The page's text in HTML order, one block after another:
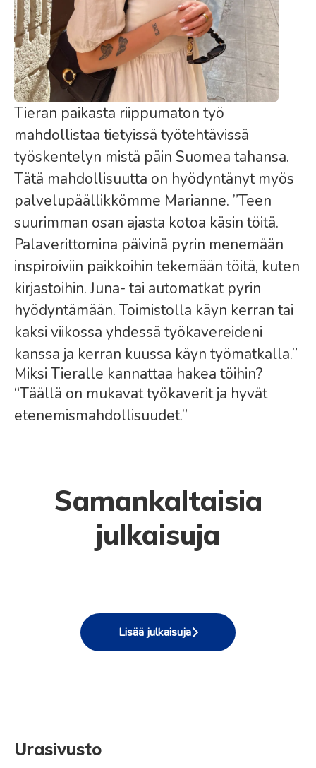
Tieran paikasta riippumaton työ
mahdollistaa tietyissä työtehtävissä
työskentelyn mistä päin Suomea tahansa.
Tätä mahdollisuutta on hyödyntänyt myös
palvelupäällikkömme Marianne. ”Teen
suurimman osan ajasta kotoa käsin töitä.
Palaverittomina päivinä pyrin menemään
inspiroiviin paikkoihin tekemään töitä, kuten
kirjastoihin. Juna- tai automatkat pyrin
hyödyntämään. Toimistolla käyn kerran tai
kaksi viikossa yhdessä työkavereideni
kanssa ja kerran kuussa käyn työmatkalla.”
Miksi Tieralle kannattaa hakea töihin?
“Täällä on mukavat työkaverit ja hyvät
etenemismahdollisuudet.”
Samankaltaisia
julkaisuja
Terhi Ollilan opinnot vievät
osaamista ja työuraa uusille
Sami Kallio: Uskallus hypätä
epämukavuusalueelle vie
työuralla eteenpäin
Jukka Hokkasen urakehitys IT-
asiantuntijasta
ryhmävastaavaksi
Lisää julkaisuja
Urasivusto